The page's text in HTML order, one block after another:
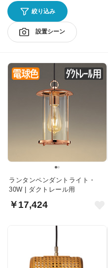
絞り込み
設置シーン
ランタンペンダントライト・
30W | ダクトレール用
￥17,424